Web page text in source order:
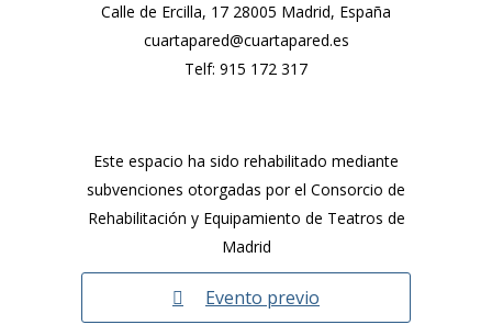
Calle de Ercilla, 17 28005 Madrid, España
cuartapared@cuartapared.es
Telf: 915 172 317
Este espacio ha sido rehabilitado mediante
subvenciones otorgadas por el Consorcio de
Rehabilitación y Equipamiento de Teatros de
Madrid
Evento previo